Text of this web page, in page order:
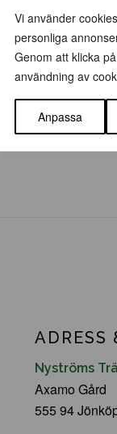
Vi använder
personliga
Genom att klicka
användning av
Anpassa
ADRESS
Nyströms
Axamo Gård
555 94